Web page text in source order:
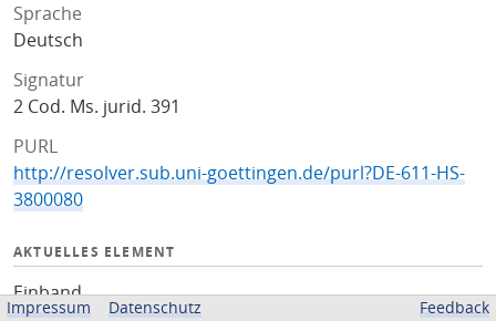
Sprache
Deutsch
Signatur
2 Cod. Ms. jurid. 391
PURL
http://resolver.sub.uni-goettingen.de/purl?DE-611-HS-
3800080
AKTUELLES ELEMENT
Einband
Impressum Datenschutz Feedback